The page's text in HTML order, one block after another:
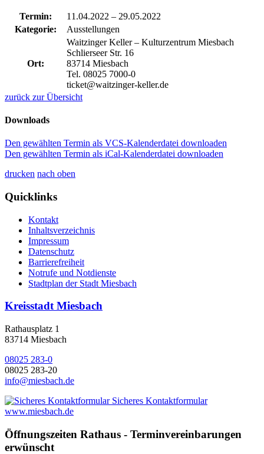
Termin: 11.04.2022 – 29.05.2022
Kategorie:
Ausstellungen
Ort:
Waitzinger Keller – Kulturzentrum Miesbach
Schlierseer Str. 16
83714 Miesbach
Tel. 08025 7000-0
ticket@waitzinger-keller.de
zurück zur Übersicht
Downloads
Den gewählten Termin als VCS-Kalenderdatei downloaden
Den gewählten Termin als iCal-Kalenderdatei downloaden
drucken nach oben
Quicklinks
Kontakt
Inhaltsverzeichnis
Impressum
Datenschutz
Barrierefreiheit
Notrufe und Notdienste
Stadtplan der Stadt Miesbach
Kreisstadt Miesbach
Rathausplatz 1
83714 Miesbach
08025 283-0
08025 283-20
info@miesbach.de
Sicheres Kontaktformular
www.miesbach.de
Öffnungszeiten Rathaus - Terminvereinbarungen
erwünscht